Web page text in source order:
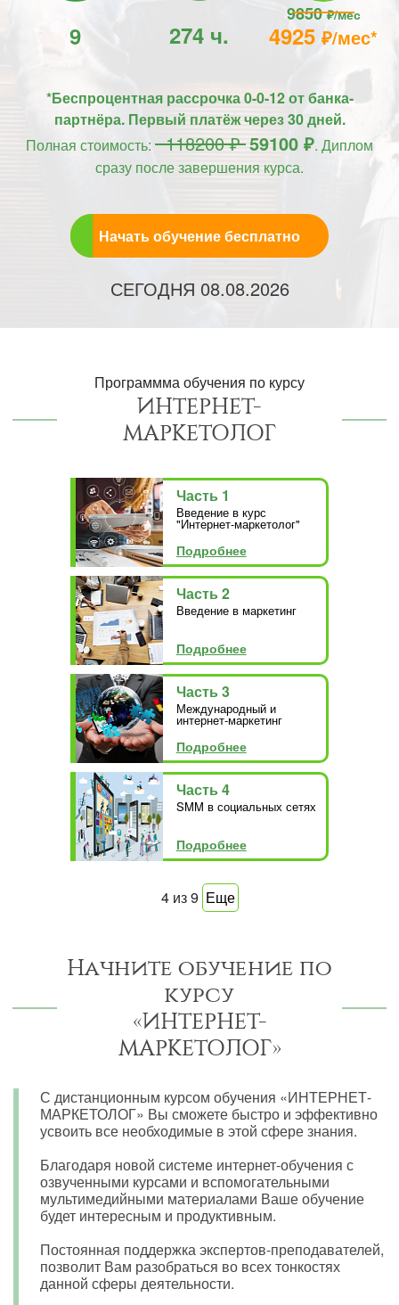
9 274 ч.
9850₽/мес
4925₽/мес*
*Беспроцентная рассрочка 0-0-12 от банка-
партнёра. Первый платёж через 30 дней.
Полная стоимость: 118200 ₽59100 ₽. Диплом
сразу после завершения курса.
Начать обучение бесплатно
СЕГОДНЯ 08.08.2026
Программма обучения по курсу
ИНТЕРНЕТ-
МАРКЕТОЛОГ
Часть 1
Введение в курс
"Интернет-маркетолог"
Подробнее
Часть 2
Введение в маркетинг
Подробнее
Часть 3
Международный и
интернет-маркетинг
Подробнее
Часть 4
SMM в социальных сетях
Подробнее
4из9 Еще
Начните обучение по
курсу
«ИНТЕРНЕТ-
МАРКЕТОЛОГ»
С дистанционным курсом обучения «ИНТЕРНЕТ-
МАРКЕТОЛОГ» Вы сможете быстро и эффективно
усвоить все необходимые в этой сфере знания.
Благодаря новой системе интернет-обучения с
озвученными курсами и вспомогательными
мультимедийными материалами Ваше обучение
будет интересным и продуктивным.
Постоянная поддержка экспертов-преподавателей,
позволит Вам разобраться во всех тонкостях
данной сферы деятельности.